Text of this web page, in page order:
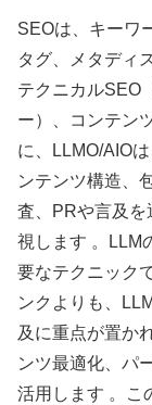
SEOは、キーワ
タグ、メタディ
テクニカルSEO
ー）、コンテン
に、LLMO/AIO
ンテンツ構造、
査、PRや言及を
視します 。LLM
要なテクニック
ンクよりも、
及に重点が置か
ンツ最適化、パ
活用します 。こ